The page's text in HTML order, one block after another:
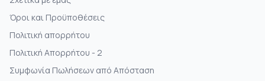
Όροι και Προϋποθέσεις
Πολιτική απορρήτου
Πολιτική Απορρήτου - 2
Συμφωνία Πωλήσεων από Απόσταση